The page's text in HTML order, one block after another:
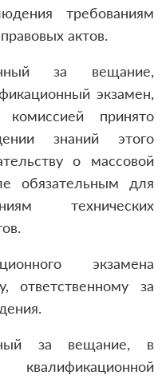
требованиям
актов.
за вещание,
экзамен,
комиссией принято
знаний этого
о массовой
обязательным для
технических
экзамена
ответственному за
за вещание, в